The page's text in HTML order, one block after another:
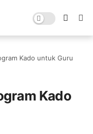
Kado untuk Guru
Kado